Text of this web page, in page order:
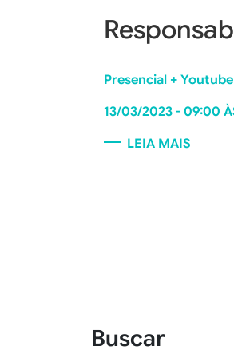
Presencial + Youtube
13/03/2023 - 09:00
LEIA MAIS
Buscar